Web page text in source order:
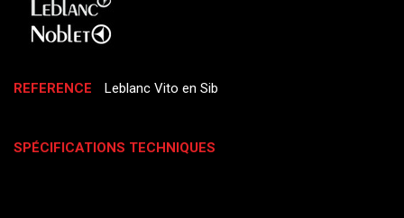
REFERENCE Leblanc Vito en Sib
SPÉCIFICATIONS TECHNIQUES